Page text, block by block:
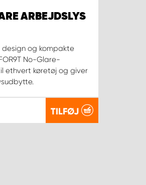
ARBEJDSLYS
og kompakte
No-Glare-
ethvert køretøj og giver
TILFØJ